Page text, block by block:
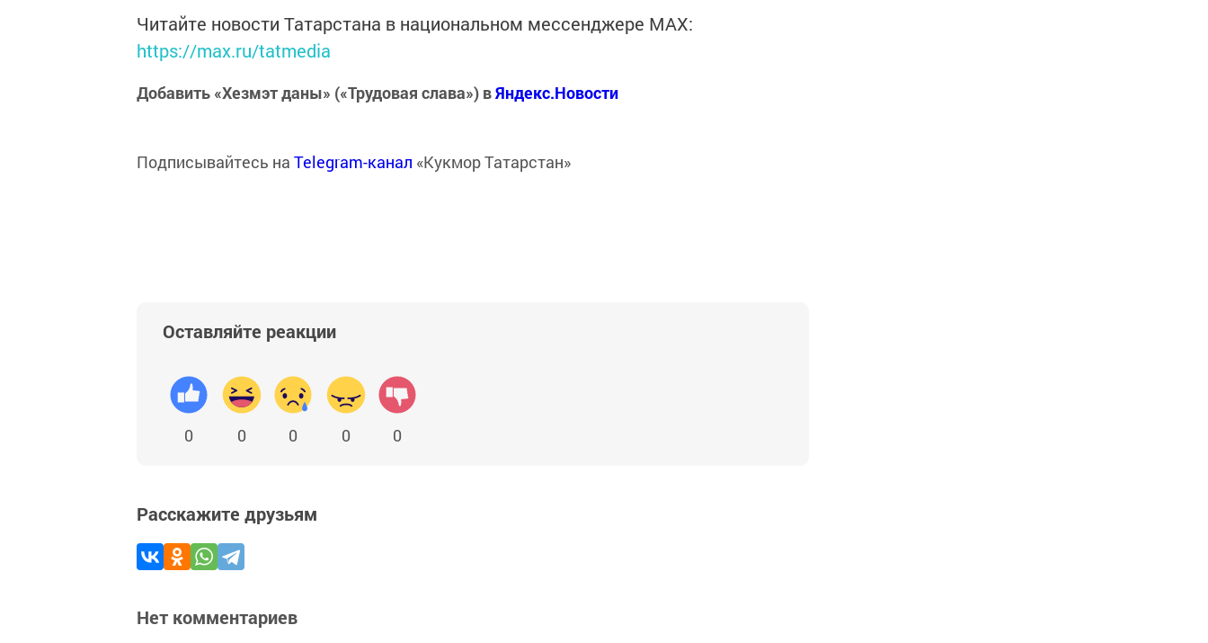
Читайте новости Татарстана в национальном мессенджере MАХ:
https://max.ru/tatmedia
Добавить «Хезмэт даны» («Трудовая слава») вЯндекс.Новости
Подписывайтесь на Telegram-канал «Кукмор Татарстан»
Оставляйте реакции
0 0 0 0 0
Расскажите друзьям
Нет комментариев